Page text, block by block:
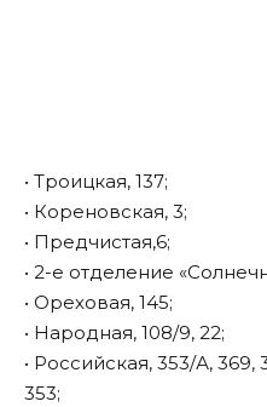
• Троицкая, 137;
• Кореновская, 3;
• Предчистая,6;
• 2-е отделение
• Ореховая, 145;
• Народная, 108/9, 22;
• Российская, 353/А, 369,
353;